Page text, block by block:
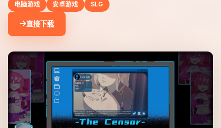
电脑游戏 安卓游戏 SLG
直接下载